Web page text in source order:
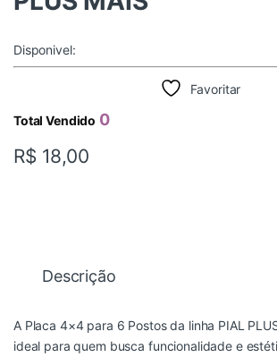
Disponivel:
Favoritar
Total Vendido 0
R$ 18,00
Descrição
A Placa 4×4 para 6 Postos da linha PIAL
ideal para quem busca funcionalidade e